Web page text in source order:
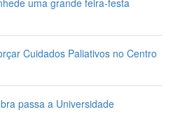
Cuidados Paliativos no Centro
passa a Universidade